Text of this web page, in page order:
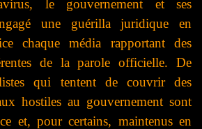
le gouvernement et ses
une guérilla juridique en
chaque média rapportant des
de la parole officielle. De
qui tentent de couvrir des
hostiles au gouvernement sont
et, pour certains, maintenus en